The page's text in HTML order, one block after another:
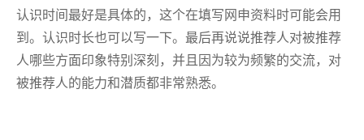
认识时间最好是具体的，这个在填写网申资料时可能会用
到。认识时长也可以写一下。最后再说说推荐人对被推荐
人哪些方面印象特别深刻，并且因为较为频繁的交流，对
被推荐人的能力和潜质都非常熟悉。